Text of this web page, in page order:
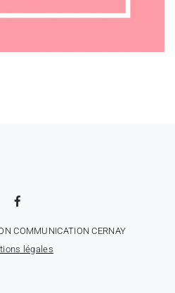
COMMUNICATION CERNAY
légales